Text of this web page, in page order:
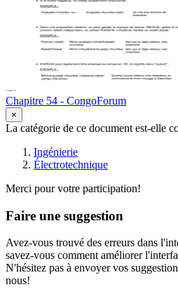
Chapitre 54 - CongoForum
×
La catégorie de ce document est-elle
Ingénierie
Électrotechnique
Merci pour votre participation!
Faire une suggestion
Avez-vous trouvé des erreurs dans
savez-vous comment améliorer
N'hésitez pas à envoyer vos
nous!